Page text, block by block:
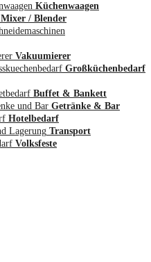
Küchenwaagen
Mixer / Blender
Vakuumierer
Großküchenbedarf
Buffet & Bankett
Getränke & Bar
Hotelbedarf
Transport
Volksfeste